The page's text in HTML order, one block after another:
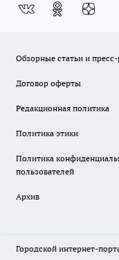
Обзорные статьи и
Договор оферты
Редакционная политика
Политика этики
Политика
пользователей
Архив
Городской интернет-